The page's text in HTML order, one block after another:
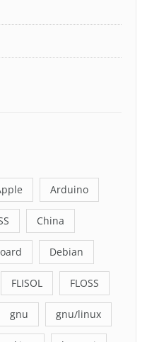
Arduino
China
Debian
FLISOL FLOSS
gnu gnu/linux